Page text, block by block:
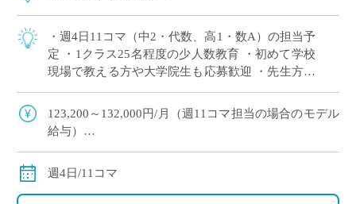
・週4日11コマ（中2・代数、高1・数A）の担当予
定 ・1クラス25名程度の少人数教育 ・初めて学校
現場で教える方や大学院生も応募歓迎 ・先生方へ
れる学校です ・兼務も〇研究や […]
123,200～132,000円/月（週11コマ担当の場合のモデル
給与）
◇交通費別途支給
週4日/11コマ